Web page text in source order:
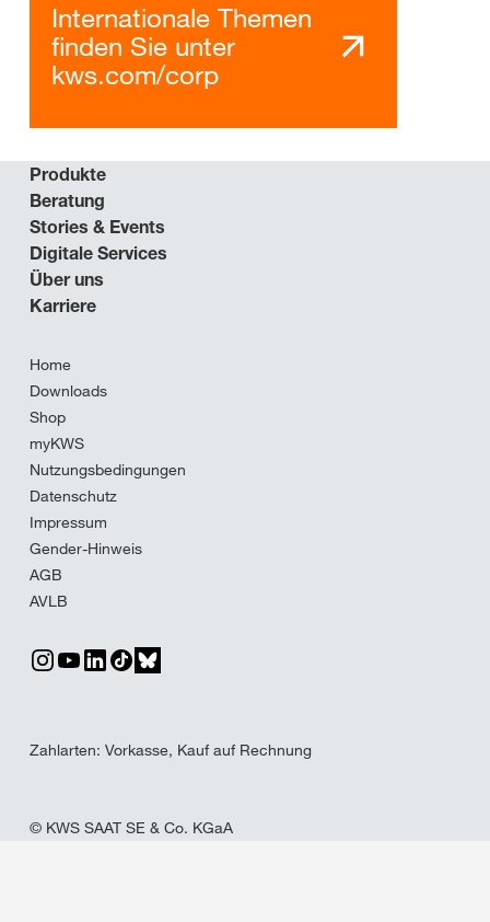
Internationale Themen
finden Sie unter
kws.com/corp
Produkte
Beratung
Stories & Events
Digitale Services
Über uns
Karriere
Home
Downloads
Shop
myKWS
Nutzungsbedingungen
Datenschutz
Impressum
Gender-Hinweis
AGB
AVLB
Zahlarten: Vorkasse, Kauf auf Rechnung
© KWS SAAT SE & Co. KGaA